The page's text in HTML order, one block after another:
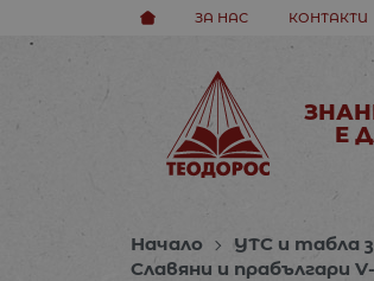
ЗА НАС КОНТАКТИ
Е
Начало УТС и табла
Славяни и прабългари